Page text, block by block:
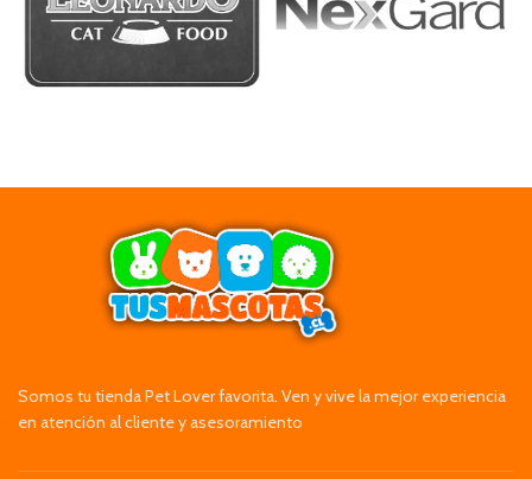
Somos tu tienda Pet Lover favorita. Ven y vive la mejor experiencia
en atención al cliente y asesoramiento